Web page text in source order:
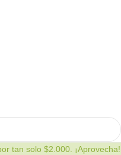
tan solo $2.000. ¡Aprovecha!